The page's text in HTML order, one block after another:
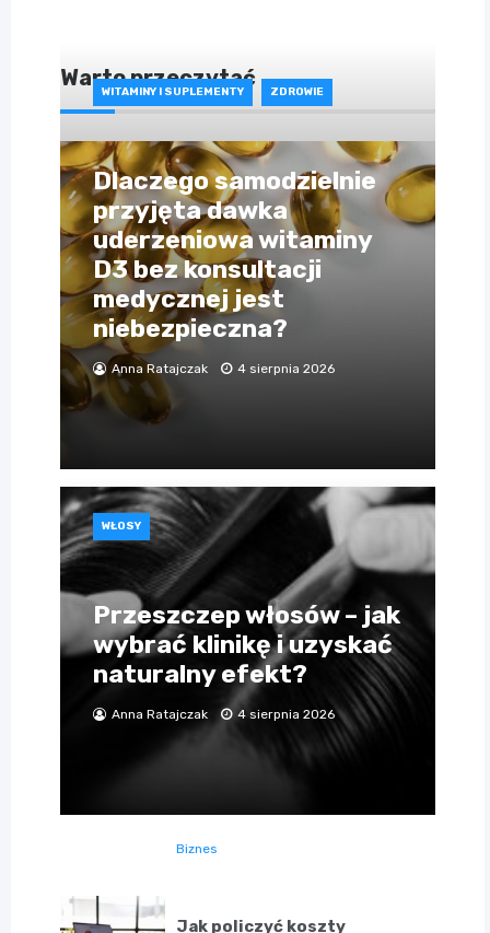
Warto przeczytać
WITAMINY I SUPLEMENTY ZDROWIE
Dlaczego samodzielnie
przyjęta dawka
uderzeniowa witaminy
D3 bez konsultacji
medycznej jest
niebezpieczna?
Anna Ratajczak 4 sierpnia 2026
WŁOSY
Przeszczep włosów – jak
wybrać klinikę i uzyskać
naturalny efekt?
Anna Ratajczak 4 sierpnia 2026
Biznes
Jak policzyć koszty